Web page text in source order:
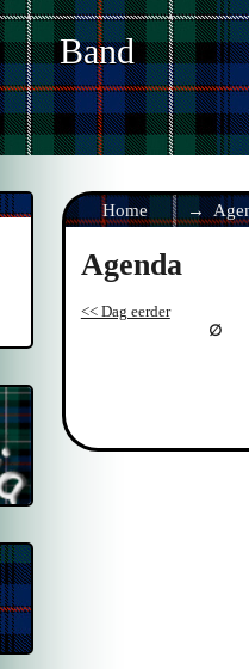
Band
Home
Agenda
<< Dag eerder